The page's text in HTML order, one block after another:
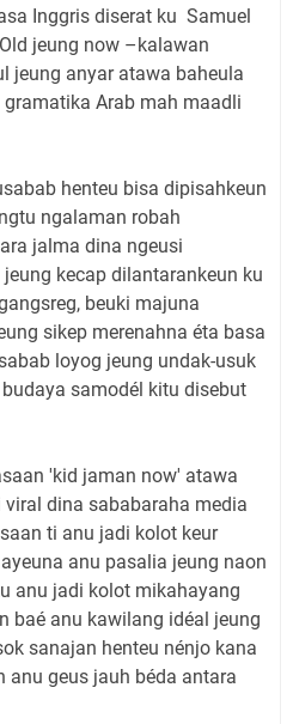
Inggris diserat ku Samuel
jeung now –kalawan
jeung anyar atawa baheula
Arab mah maadli
henteu bisa dipisahkeun
ngalaman robah
jalma dina ngeusi
kecap dilantarankeun ku
beuki majuna
sikep merenahna éta basa
loyog jeung undak-usuk
samodél kitu disebut
'kid jaman now' atawa
dina sababaraha media
ti anu jadi kolot keur
anu pasalia jeung naon
anu jadi kolot mikahayang
baé anu kawilang idéal jeung
sanajan henteu nénjo kana
anu geus jauh béda antara